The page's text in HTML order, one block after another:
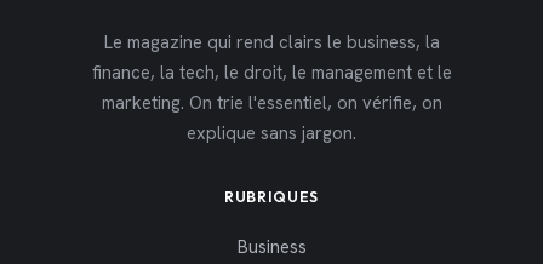
Le magazine qui rend clairs le business, la
finance, la tech, le droit, le management et le
marketing. On trie l'essentiel, on vérifie, on
explique sans jargon.
RUBRIQUES
Business